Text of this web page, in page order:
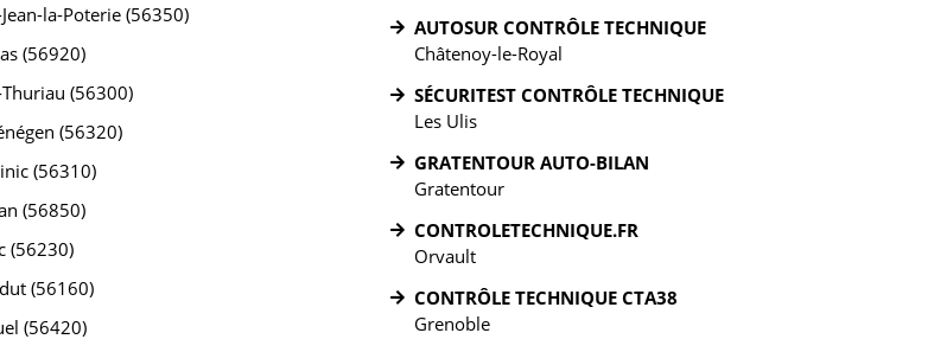
la-Poterie (56350)
(56920)
(56300)
(56320)
(56310)
(56850)
(56230)
(56160)
(56420)
AUTOSUR CONTRÔLE TECHNIQUE
Châtenoy-le-Royal
SÉCURITEST CONTRÔLE TECHNIQUE
Les Ulis
GRATENTOUR AUTO-BILAN
Gratentour
CONTROLETECHNIQUE.FR
Orvault
CONTRÔLE TECHNIQUE CTA38
Grenoble